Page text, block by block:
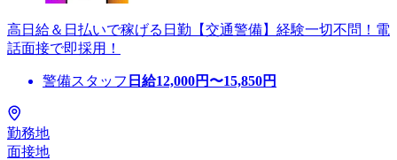
高日給＆日払いで稼げる日勤【交通警備】経験一切不問！電
話面接で即採用！
警備スタッフ 日給12,000円〜15,850円
勤務地
面接地